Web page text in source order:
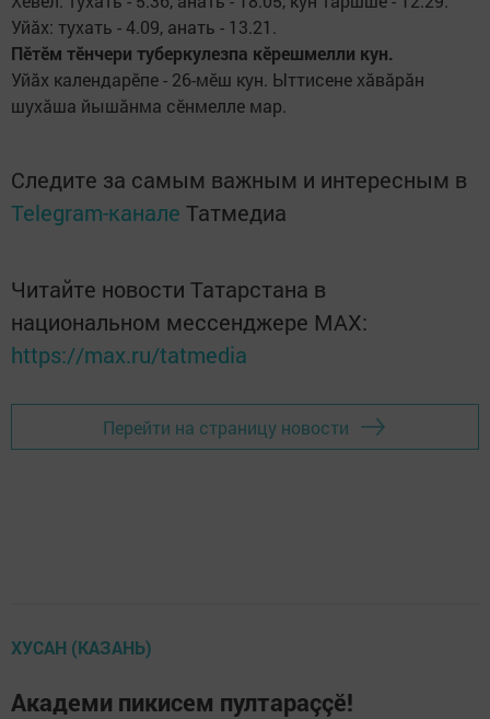
Уйăх: тухать - 4.09, анать - 13.21.
Пӗтӗм тӗнчери туберкулезпа кӗрешмелли кун.
Уйăх календарӗпе - 26-мӗш кун. Ыттисене хăвăрăн
шухăша йышăнма сӗнмелле мар.
Следите за самым важным и интересным в
Telegram-канале Татмедиа
Читайте новости Татарстана в
национальном мессенджере MАХ:
https://max.ru/tatmedia
Перейти на страницу новости
ХУСАН (КАЗАНЬ)
Академи пикисем пултараççӗ!